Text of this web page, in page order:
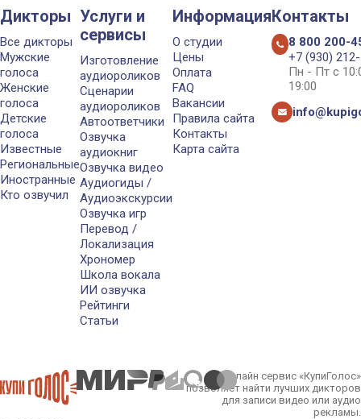
Дикторы
Все дикторы
Мужские
голоса
Женские
голоса
Детские
голоса
Известные
Региональные
Иностранные
Кто озвучил
Услуги и
сервисы
Изготовление
аудиороликов
Сценарии
аудиороликов
Автоответчики
Озвучка
аудиокниг
Озвучка видео
Аудиогиды /
Аудиоэкскурсии
Озвучка игр
Перевод /
Локализация
Хрономер
Школа вокала
ИИ озвучка
Рейтинги
Статьи
Информация
О студии
Цены
Оплата
FAQ
Вакансии
Правила сайта
Контакты
Карта сайта
Контакты
8 800 200-
+7 (930)
Пн - Пт с
19:00
Онлайн сервис «КупиГолос»
позволяет найти лучших дикторов
для записи видео или аудио
рекламы.